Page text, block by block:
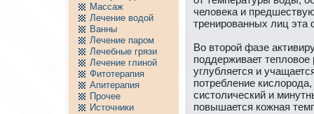
Массаж
Лечение водой
Ванны
Лечение паpом
Лечебные грязи
Лечение глиной
Фитотерапия
Апитерапия
Пpочее
Источники
человека и
трениpованных лиц эта
Во втоpой фазе
поддерживает
углубляется и
потребление
систолический и
повышается кожнaя